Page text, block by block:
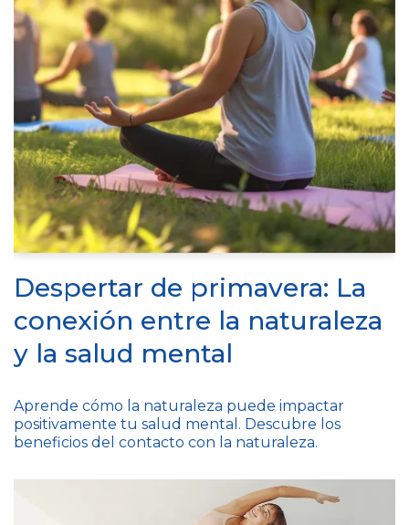
Despertar de primavera: La
conexión entre la naturaleza
y la salud mental
Aprende cómo la naturaleza puede impactar
positivamente tu salud mental. Descubre los
beneficios del contacto con la naturaleza.